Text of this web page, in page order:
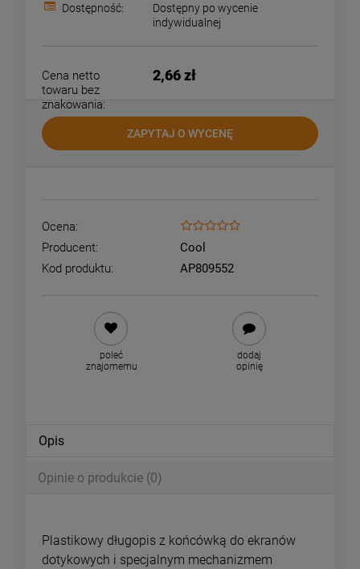
Dostępność:
Dostępny po wycenie
indywidualnej
Cena netto
towaru bez
znakowania:
2,66 zł
ZAPYTAJ O WYCENĘ
Ocena:
Producent:
Cool
Kod produktu:
AP809552
poleć
znajomemu
dodaj
opinię
Opis
Opinie o produkcie (0)
Plastikowy długopis z końcówką do ekranów
dotykowych i specjalnym mechanizmem